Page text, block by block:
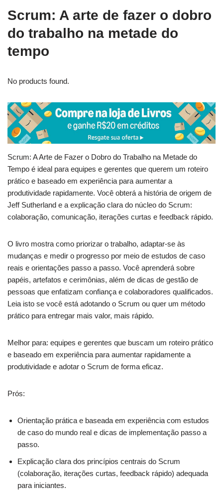
Scrum: A arte de fazer o dobro
do trabalho na metade do
tempo
No products found.
Scrum: A Arte de Fazer o Dobro do Trabalho na Metade do
Tempo é ideal para equipes e gerentes que querem um roteiro
prático e baseado em experiência para aumentar a
produtividade rapidamente. Você obterá a história de origem de
Jeff Sutherland e a explicação clara do núcleo do Scrum:
colaboração, comunicação, iterações curtas e feedback rápido.
O livro mostra como priorizar o trabalho, adaptar-se às
mudanças e medir o progresso por meio de estudos de caso
reais e orientações passo a passo. Você aprenderá sobre
papéis, artefatos e cerimônias, além de dicas de gestão de
pessoas que enfatizam confiança e colaboradores qualificados.
Leia isto se você está adotando o Scrum ou quer um método
prático para entregar mais valor, mais rápido.
Melhor para: equipes e gerentes que buscam um roteiro prático
e baseado em experiência para aumentar rapidamente a
produtividade e adotar o Scrum de forma eficaz.
Prós:
Orientação prática e baseada em experiência com estudos
de caso do mundo real e dicas de implementação passo a
passo.
Explicação clara dos princípios centrais do Scrum
(colaboração, iterações curtas, feedback rápido) adequada
para iniciantes.